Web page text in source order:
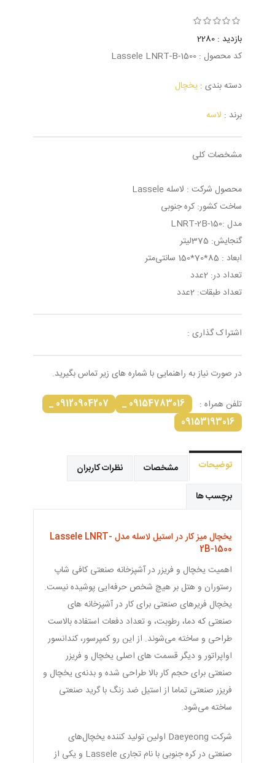
بازدید : 2280
کد محصول : Lassele LNRT-B-1500
دسته بندی : یخچال
برند : لاسه
مشخصات کلی
محصول شرکت : لاسله Lassele
ساخت کشور: کره جنوبی
مدل :LNRT-2B-150
گنجایش: 375لیتر
ابعاد : 85*70*150 سانتی‌متر
تعداد در: 2عدد
تعداد طبقات: 2عدد
اشتراک گذاری :
در صورت نیاز به راهنمایی با شماره های زیر تماس بگیرید.
تلفن همراه : 09154783016 _
09120904207 _
09153193016
توضیحات مشخصات
نظرات کاربران
برچسب ها
یخچال میز کار در استیل لاسله مدل Lassele LNRT-
2B-1500
اهمیت یخچال و فریزر در آشپزخانه صنعتی کافی شاپ
رستوران و هتل بر هیچ شخص حرفه‌ایی پوشیده نیست.
یخچال فریرهای صنعتی برای کار در آشپزخانه های
صنعتی که دما، رطوبت، و تعداد دفعات استفاده بالاست
طراحی و ساخته می‌شوند. از این رو کمپرسور، کندانسور
اواپراتور و دیگر قسمت های اصلی یخچال و فریزر
صنعتی برای حجم کار بالا طراحی شده و بدنه‌ی یخچال و
فریزر صنعتی تماما از استیل ضد زنگ با گرید صنعتی
ساخته می‌شود.
شرکت Daeyeong اولین تولید کننده یخچال‌های
صنعتی در کره جنوبی با نام تجاری Lassele و یکی از